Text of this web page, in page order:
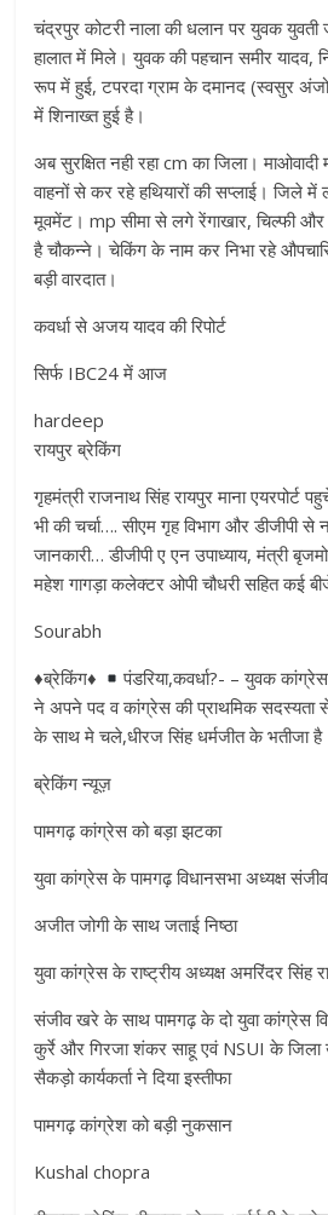
चंद्रपुर कोटरी नाला की धलान पर युवक
हालात में मिले। युवक की पहचान समीर यादव,
रूप में हुई, टपरदा ग्राम के दमानद (स्वसुर
में शिनाख्त हुई है।
अब सुरक्षित नही रहा cm का जिला।
वाहनों से कर रहे हथियारों की सप्लाई। जिले में
मूवमेंट। mp सीमा से लगे रेंगाखार, चिल्फी
है चौकन्ने। चेकिंग के नाम कर निभा रहे
बड़ी वारदात।
कवर्धा से अजय यादव की रिपोर्ट
सिर्फ IBC24 में आज
hardeep
रायपुर ब्रेकिंग
गृहमंत्री राजनाथ सिंह रायपुर माना
भी की चर्चा…. सीएम गृह विभाग और डीजीपी से
जानकारी… डीजीपी ए एन उपाध्याय, मंत्री
महेश गागड़ा कलेक्टर ओपी चौधरी सहित कई
Sourabh
♦ब्रेकिंग♦
पंडरिया,कवर्धा?- – युवक
ने अपने पद व कांग्रेस की प्राथमिक सदस्यता से
के साथ मे चले,धीरज सिंह धर्मजीत के भतीजा है
ब्रेकिंग न्यूज़
पामगढ़ कांग्रेस को बड़ा झटका
युवा कांग्रेस के पामगढ़ विधानसभा अध्यक्ष संजीव
अजीत जोगी के साथ जताई निष्ठा
युवा कांग्रेस के राष्ट्रीय अध्यक्ष अमरिंदर सिंह
संजीव खरे के साथ पामगढ़ के दो युवा कांग्रेस
कुर्रे और गिरजा शंकर साहू एवं NSUI के जिला
सैकड़ो कार्यकर्ता ने दिया इस्तीफा
पामगढ़ कांग्रेश को बड़ी नुकसान
Kushal chopra